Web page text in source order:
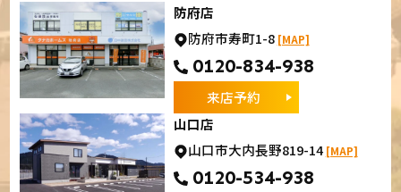
防府店
防府市寿町1-8 [MAP]
0120-834-938
来店予約
山口店
山口市大内長野819-14 [MAP]
0120-534-938